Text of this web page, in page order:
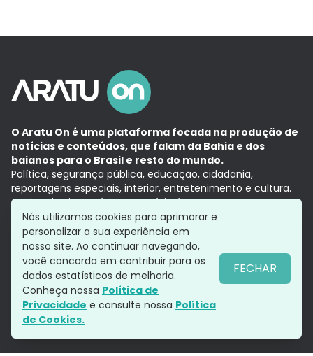
O Aratu On é uma plataforma focada na produção de
notícias e conteúdos, que falam da Bahia e dos
baianos para o Brasil e resto do mundo.
Política, segurança pública, educação, cidadania,
reportagens especiais, interior, entretenimento e cultura.
Aqui, tudo vira notícia e a notícia é no tempo presente,
com a credibilidade do Grupo Aratu.
Grupo Aratu
Política de privacidade
Siga-nos
Nós utilizamos cookies para aprimorar e
personalizar a sua experiência em
nosso site. Ao continuar navegando,
você concorda em contribuir para os
dados estatísticos de melhoria.
Conheça nossa Política de
Privacidade e consulte nossa Política
de Cookies.
FECHAR